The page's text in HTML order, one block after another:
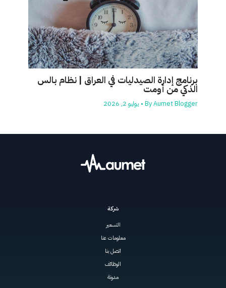
برنامج إدارة الصيدليات في العراق | نظام بالس
الذكي من أومت
ByAumet Blogger
• يوليو 2, 2026
شركة
التسعير
معلومات عنا
اتصل بنا
الوظائف
مدونة